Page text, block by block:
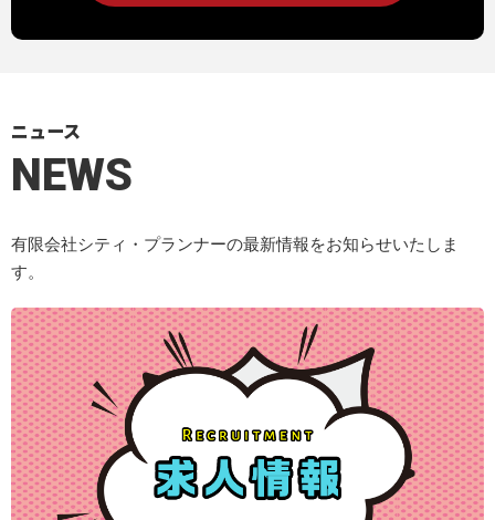
ニュース
NEWS
有限会社シティ・プランナーの最新情報をお知らせいたしま
す。